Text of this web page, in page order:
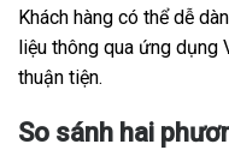
Khách hàng có thể dễ
liệu thông qua ứng dụng
thuận tiện.
So sánh hai